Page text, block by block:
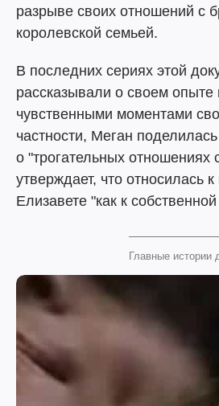
разрыве своих отношений с
королевской семьей.
В последних сериях этой
рассказывали о своем опыте
чувственными моментами
частности, Меган
о "трогательных отношениях
утверждает, что относилась
Елизавете "как к
Главные истории